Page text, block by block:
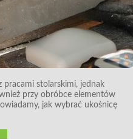
pracami stolarskimi, jednak
przy obróbce elementów
jak wybrać ukośnicę